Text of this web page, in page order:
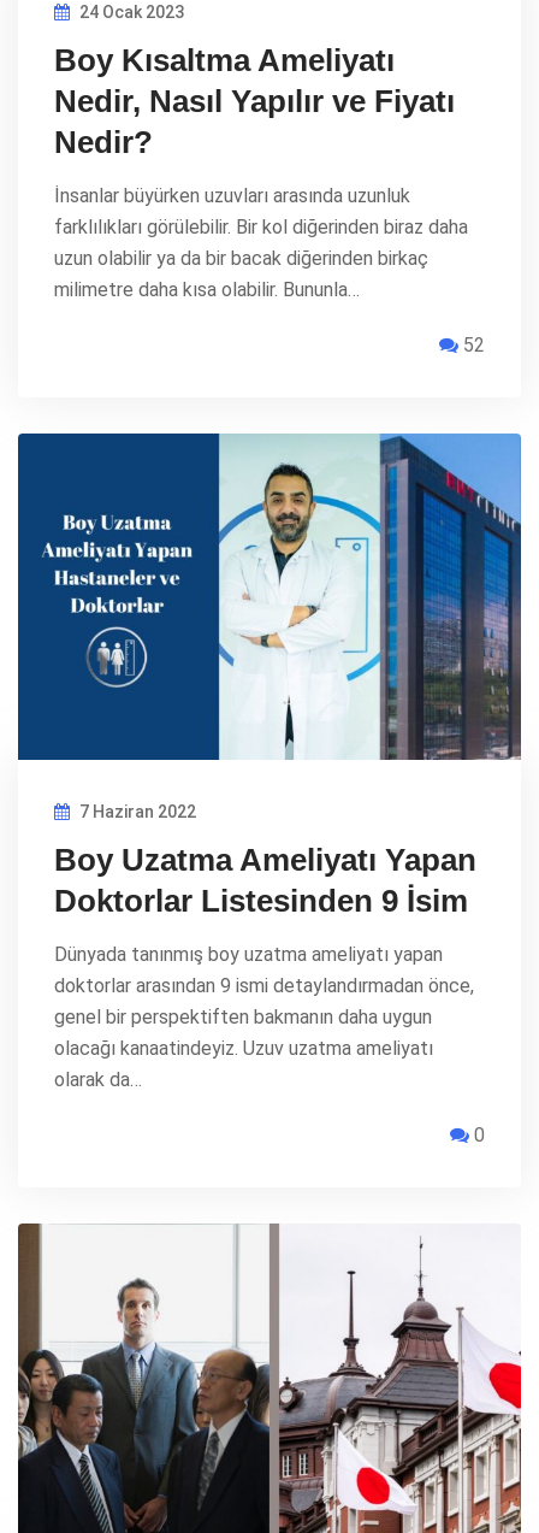
24 Ocak 2023
Boy Kısaltma Ameliyatı
Nedir, Nasıl Yapılır ve Fiyatı
Nedir?
İnsanlar büyürken uzuvları arasında uzunluk
farklılıkları görülebilir. Bir kol diğerinden biraz daha
uzun olabilir ya da bir bacak diğerinden birkaç
milimetre daha kısa olabilir. Bununla…
52
7 Haziran 2022
Boy Uzatma Ameliyatı Yapan
Doktorlar Listesinden 9 İsim
Dünyada tanınmış boy uzatma ameliyatı yapan
doktorlar arasından 9 ismi detaylandırmadan önce,
genel bir perspektiften bakmanın daha uygun
olacağı kanaatindeyiz. Uzuv uzatma ameliyatı
olarak da…
0